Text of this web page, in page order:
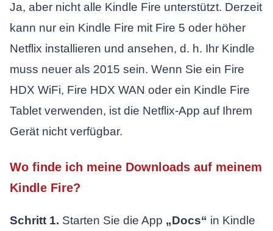
Ja, aber nicht alle Kindle Fire unterstützt. Derzeit
kann nur ein Kindle Fire mit Fire 5 oder höher
Netflix installieren und ansehen, d. h. Ihr Kindle
muss neuer als 2015 sein. Wenn Sie ein Fire
HDX WiFi, Fire HDX WAN oder ein Kindle Fire
Tablet verwenden, ist die Netflix-App auf Ihrem
Gerät nicht verfügbar.
Wo finde ich meine Downloads auf meinem
Kindle Fire?
Schritt 1. Starten Sie die App „Docs“ in Kindle